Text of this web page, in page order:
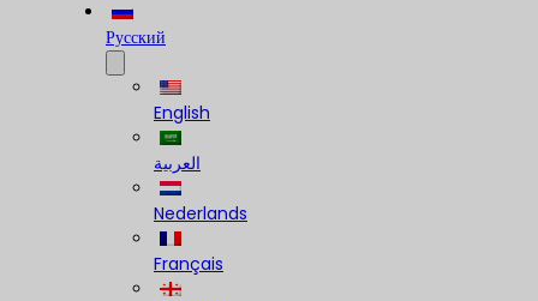
Русский
English
العربية
Nederlands
Français